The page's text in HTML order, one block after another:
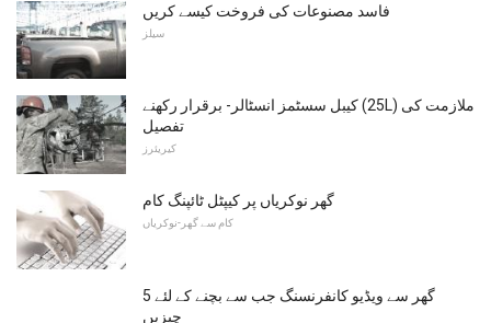
فاسد مصنوعات کی فروخت کیسے کریں
سیلز
کیبل سسٹمز انسٹالر- برقرار رکھنے (25L) ملازمت کی
تفصیل
کیریئرز
گھر نوکریاں پر کیپٹل ٹائپنگ کام
کام سے گھر-نوکریاں
گھر سے ویڈیو کانفرنسنگ جب سے بچنے کے لئے 5
چیزیں